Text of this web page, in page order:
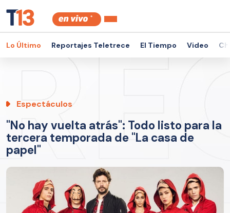
Lo Último Reportajes Teletrece El Tiempo Video
Espectáculos
"No hay vuelta atrás": Todo listo para la
tercera temporada de "La casa de
papel"